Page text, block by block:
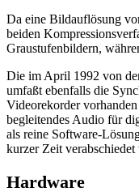
Da eine Bildauflösung
beiden
Graustufenbildern,
Die im April 1992 von
umfaßt ebenfalls die
Videorekorder
begleitendes Audio für
als reine Software-
kurzer Zeit
Hardware